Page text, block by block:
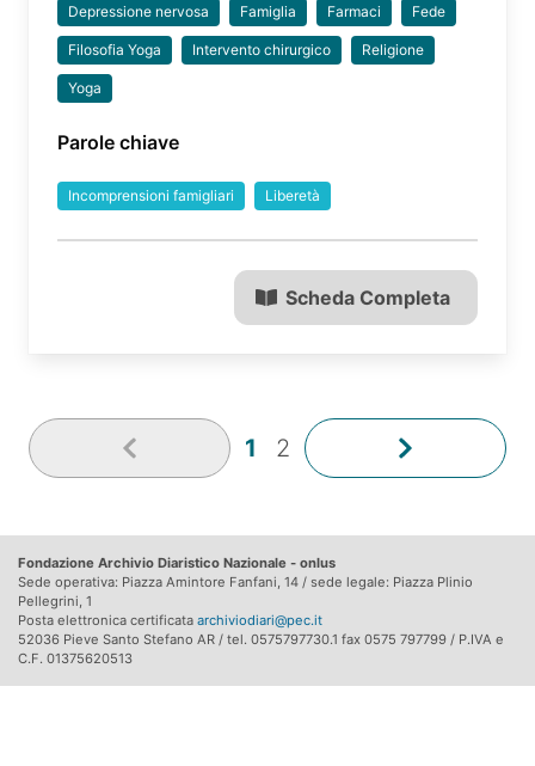
Depressione nervosa Famiglia Farmaci Fede
Filosofia Yoga Intervento chirurgico Religione
Yoga
Parole chiave
Incomprensioni famigliari Liberetà
Scheda Completa
1 2
Fondazione Archivio Diaristico Nazionale - onlus
Sede operativa: Piazza Amintore Fanfani, 14 / sede legale: Piazza Plinio
Pellegrini, 1
Posta elettronica certificata archiviodiari@pec.it
52036 Pieve Santo Stefano AR / tel. 0575797730.1 fax 0575 797799 / P.IVA e
C.F. 01375620513